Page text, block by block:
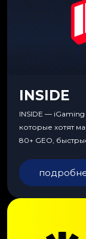
INSIDE
INSIDE —
которые хотят
80+ GEO,